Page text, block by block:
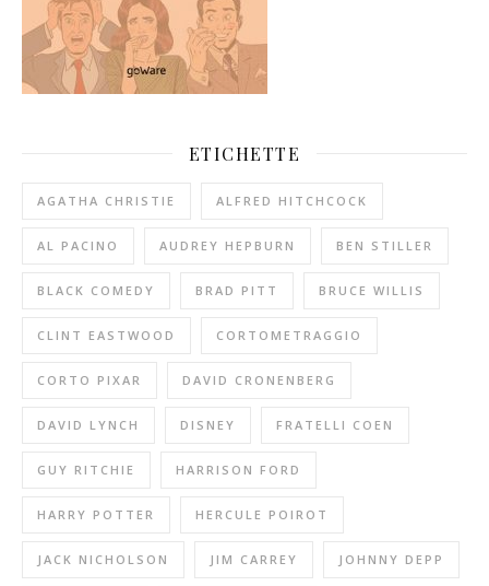
ETICHETTE
AGATHA CHRISTIE ALFRED HITCHCOCK
AL PACINO AUDREY HEPBURN BEN STILLER
BLACK COMEDY BRAD PITT BRUCE WILLIS
CLINT EASTWOOD CORTOMETRAGGIO
CORTO PIXAR DAVID CRONENBERG
DAVID LYNCH DISNEY FRATELLI COEN
GUY RITCHIE HARRISON FORD
HARRY POTTER HERCULE POIROT
JACK NICHOLSON JIM CARREY JOHNNY DEPP